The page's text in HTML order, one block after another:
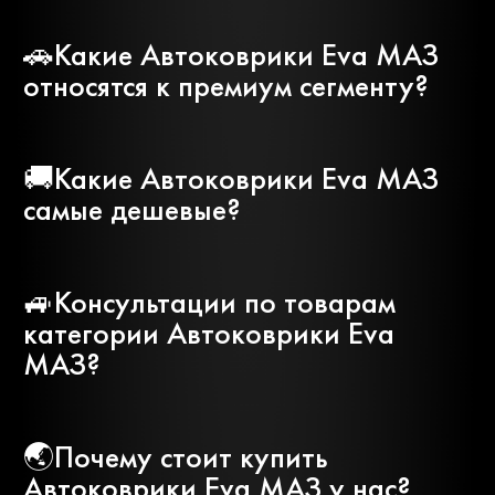
Peugeot
Porsche Ravon
🚗Какие Автоковрики Eva МАЗ
относятся к премиум сегменту?
🚚Какие Автоковрики Eva МАЗ
самые дешевые?
🚙Консультации по товарам
категории Автоковрики Eva
МАЗ?
🌏Почему стоит купить